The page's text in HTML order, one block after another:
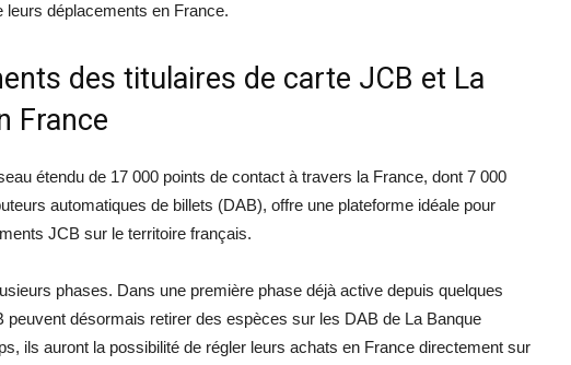
déplacements en France.
des titulaires de carte JCB et La
France
étendu de 17 000 points de contact à travers la France, dont 7 000
automatiques de billets (DAB), offre une plateforme idéale pour
JCB sur le territoire français.
phases. Dans une première phase déjà active depuis quelques
peuvent désormais retirer des espèces sur les DAB de La Banque
ils auront la possibilité de régler leurs achats en France directement sur